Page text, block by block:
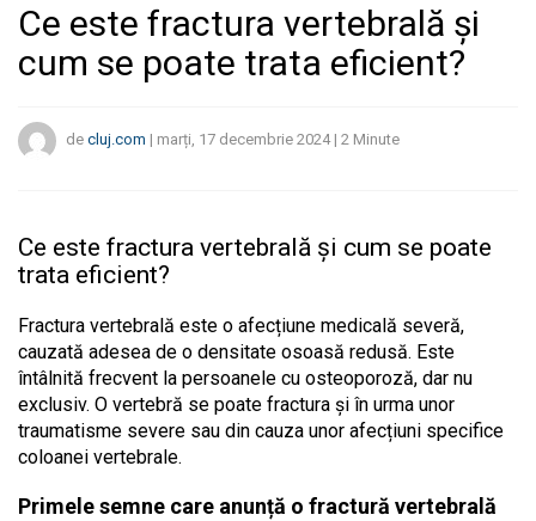
Ce este fractura vertebrală și
cum se poate trata eficient?
de cluj.com | marți, 17 decembrie 2024| 2 Minute
Ce este fractura vertebrală și cum se poate
trata eficient?
Fractura vertebrală este o afecțiune medicală severă,
cauzată adesea de o densitate osoasă redusă. Este
întâlnită frecvent la persoanele cu osteoporoză, dar nu
exclusiv. O vertebră se poate fractura și în urma unor
traumatisme severe sau din cauza unor afecțiuni specifice
coloanei vertebrale.
Primele semne care anunță o fractură vertebrală